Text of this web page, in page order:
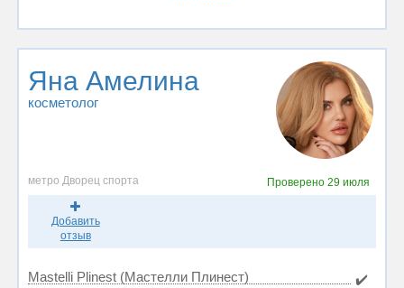
Яна Амелина
косметолог
метро Дворец спорта Проверено 29 июля
Добавить
отзыв
Mastelli Plinest (Мастелли Плинест) ✔️